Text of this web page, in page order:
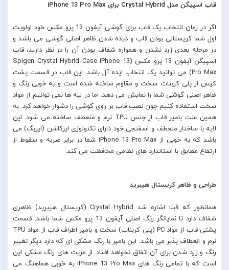
قاب اسپیگن مدل Crystal Hybrid برای iPhone 13 Pro Max
اگر در زمان انتخاب یک قاب برای گوشی آیفون 13 پرو مکس خود اولویت
اول شما کریستالی بودن قاب و دیده شدن ظاهر اصلی گوشی می باشد و
در مرحله بعدی زرد نشدن و همواره شفاف بودن آن را در نظر دارید، قاب
اسپیگن آیفون 13 پرو مکس (Spigen Crystal Hybrid Case iPhone 13
Pro Max) می توانید یک انتخاب ایده آل باشد. این قاب در قسمت پشت
کیس از پلی کربنات سخت و مقاوم ساخته شده است و به خوبی رنگ و
ظاهر اصلی گوشی شما را نمایش می دهد. اما در لبه ها نمی توانیم از مواد
سخت استفاده کنیم چون نصب قاب بر روی گوشی را دشوار خواهد کرد. به
همین علت بامپر قاب از جنس TPU نرم و منعطف ساخته می شود. این
لایه با ساختار منعطف و اسفنجی خود دارای تکنولوژی ایرکاشن (ایربگ) می
باشد که به خوبی از iPhone 13 Pro Max شما در برابر ضربه و سقوط از
ارتفاع مطابق با استاندارد های نظامی محافظت می کند.
طراحی و ظاهر کریستال هیبرید
همانطور که قبلا اشاره شد Crystal Hybrid (کریستال هیبرید) ظاهری
شفاف دارد تا نمایانگر رنگ اصلی آیفون 13 پرو مکس شما باشد. قسمت
پشتی قاب از مواد PC (پلی کربنات) سخت و بامپر اطراف قاب از مواد TPU
نرم و انعطاف پذیر می باشد. این بامپر با رنگ مشکی ای که دارد دیگر تغییر
رنگ و زرد شدن برای آن اتفاق نخواهد افتاد. از مزیت های رنگ مشکی این
است که با تمامی رنگ های iPhone 13 Pro Max به خوبی هماهنگ می